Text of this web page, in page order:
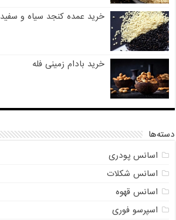
خرید عمده کنجد سیاه و سفید
خرید بادام زمینی فله
دسته‌ها
اسانس پودری
اسانس شکلات
اسانس قهوه
اسپرسو فوری